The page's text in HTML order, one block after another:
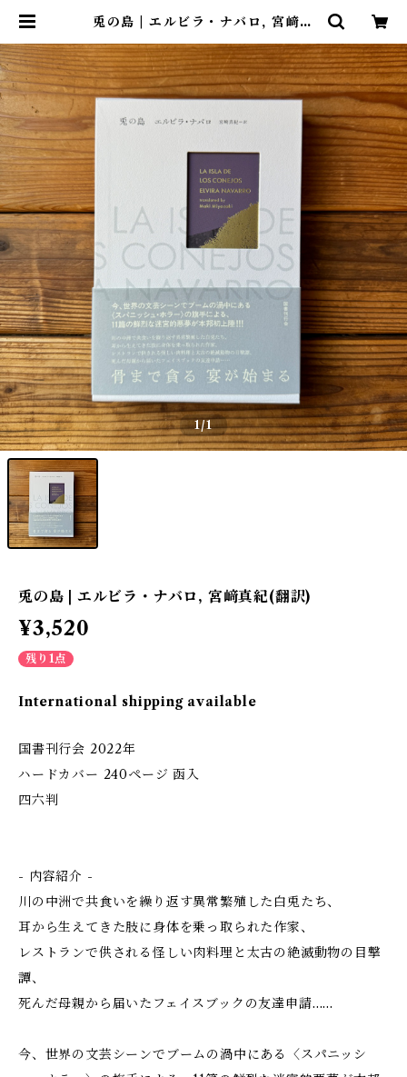
兎の島 | エルビラ・ナバロ, 宮﨑真
トンガ坂文庫
1/1
兎の島 | エルビラ・ナバロ, 宮﨑真紀(翻訳)
¥3,520
残り1点
International shipping available
国書刊行会 2022年
ハードカバー 240ページ 函入
四六判
- 内容紹介 -
川の中洲で共食いを繰り返す異常繁殖した白兎たち、
耳から生えてきた肢に身体を乗っ取られた作家、
レストランで供される怪しい肉料理と太古の絶滅動物の目撃
譚、
死んだ母親から届いたフェイスブックの友達申請……
今、世界の文芸シーンでブームの渦中にある〈スパニッシ